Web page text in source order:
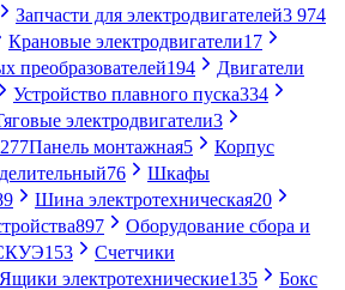
Запчасти для электродвигателей3 974
Крановые электродвигатели17
преобразователей194
Двигатели
Устройство плавного пуска334
электродвигатели3
Панель монтажная5
Корпус
76
Шкафы
Шина электротехническая20
897
Оборудование сбора и
153
Счетчики
Ящики электротехнические135
Бокс